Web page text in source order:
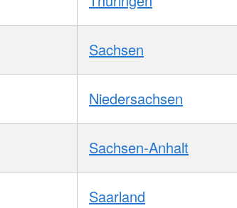
Sachsen
Niedersachsen
Sachsen-Anhalt
Saarland